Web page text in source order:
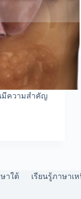
มีความสำคัญ
าใต้ เรียนรู้ภาษาเ